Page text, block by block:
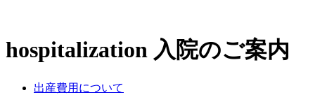
hospitalization 入院のご案内
出産費用について